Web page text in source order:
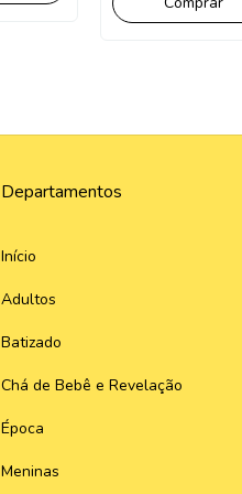
Departamentos
Início
Adultos
Batizado
Chá de Bebê e Revelação
Época
Meninas